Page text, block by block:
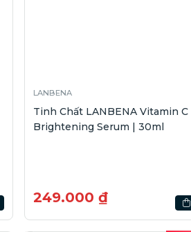
LANBENA
Tinh Chất LANBENA Vitamin C
Brightening Serum | 30ml
249.000 ₫